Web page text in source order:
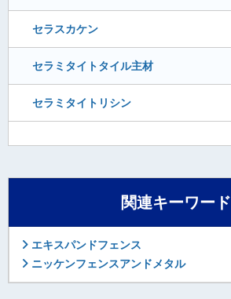
セラスカケン
セラミタイトタイル主材
セラミタイトリシン
関連キーワード
エキスパンドフェンス
ニッケンフェンスアンドメタル